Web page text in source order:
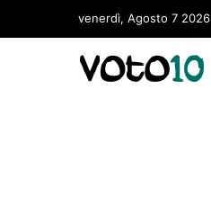
venerdì, Agosto 7 2026